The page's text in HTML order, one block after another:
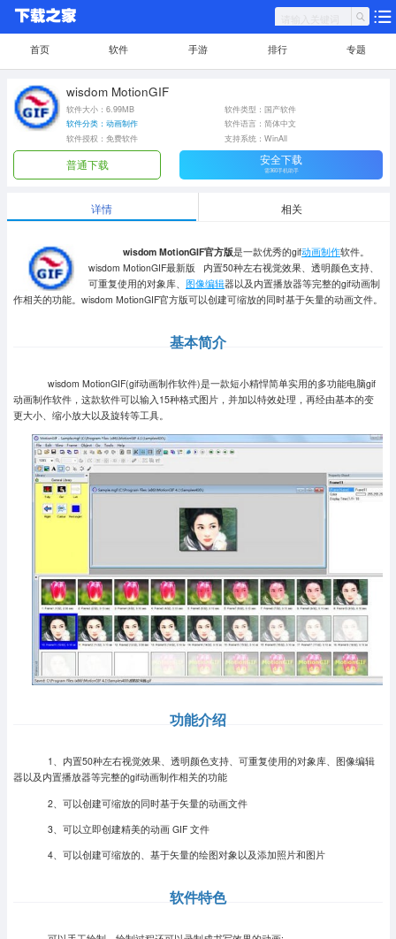
首页 软件 手游 排行 专题
wisdom MotionGIF
软件大小：6.99MB
软件类型：国产软件
软件分类：动画制作
软件语言：简体中文
软件授权：免费软件
支持系统：WinAll
普通下载 安全下载
需360手机助手
详情 相关
wisdom MotionGIF官方版是一款优秀的gif动画制作软件。
wisdom MotionGIF最新版 内置50种左右视觉效果、透明颜色支持、
可重复使用的对象库、 图像编辑器以及内置播放器等完整的gif动画制
作相关的功能。wisdom MotionGIF官方版可以创建可缩放的同时基于矢量的动画文件。
基本简介
wisdom MotionGIF(gif动画制作软件)是一款短小精悍简单实用的多功能电脑gif
动画制作软件，这款软件可以输入15种格式图片，并加以特效处理，再经由基本的变
更大小、缩小放大以及旋转等工具。
功能介绍
1、内置50种左右视觉效果、透明颜色支持、可重复使用的对象库、图像编辑
器以及内置播放器等完整的gif动画制作相关的功能
2、可以创建可缩放的同时基于矢量的动画文件
3、可以立即创建精美的动画 GIF 文件
4、可以创建可缩放的、基于矢量的绘图对象以及添加照片和图片
软件特色